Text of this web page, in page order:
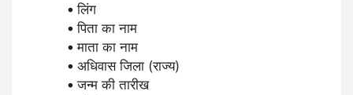
लिंग
पिता का नाम
माता का नाम
अधिवास जिला (राज्य)
जन्म की तारीख